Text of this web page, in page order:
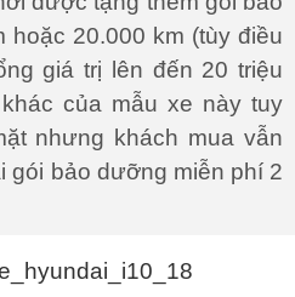
20.000 km (tùy điều
giá trị lên đến 20 triệu
của mẫu xe này tuy
nhưng khách mua vẫn
gói bảo dưỡng miễn phí 2